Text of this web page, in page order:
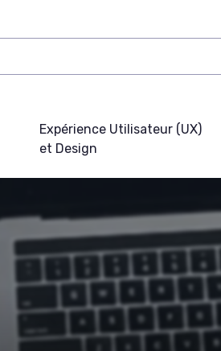
Expérience Utilisateur (UX)
et Design